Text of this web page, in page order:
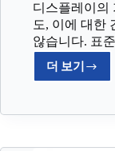
디스플레이의
도, 이에 대한
않습니다. 표
더 보기